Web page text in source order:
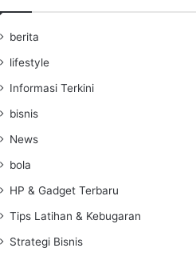
berita
lifestyle
Informasi Terkini
bisnis
News
bola
HP & Gadget Terbaru
Tips Latihan & Kebugaran
Strategi Bisnis